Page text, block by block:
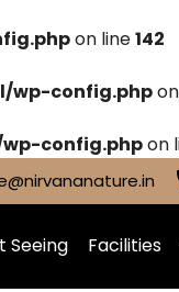
on line142
wp-config.php
config.phpon
Seeing Facilities